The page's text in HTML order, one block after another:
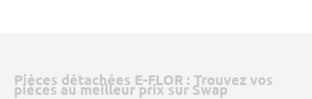
Pièces détachées E-FLOR : Trouvez vos
pièces au meilleur prix sur Swap